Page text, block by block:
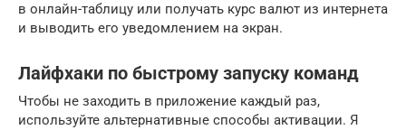
в онлайн-таблицу или получать курс валют из интернета
и выводить его уведомлением на экран.
Лайфхаки по быстрому запуску команд
Чтобы не заходить в приложение каждый раз,
используйте альтернативные способы активации. Я